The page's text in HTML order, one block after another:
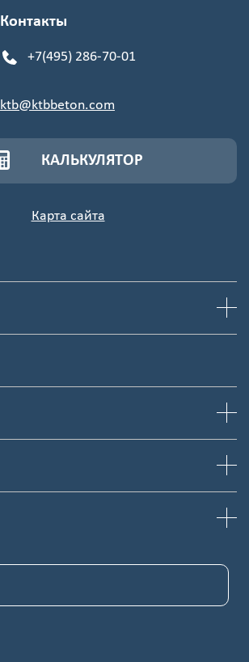
Контакты
+7(495) 286-70-01
ktb@ktbbeton.com
КАЛЬКУЛЯТОР
Карта сайта